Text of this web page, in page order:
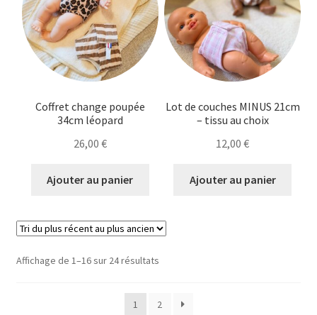
Coffret change poupée
34cm léopard
26,00 €
Ajouter au panier
Lot de couches MINUS 21cm
– tissu au choix
12,00€
Ajouter au panier
Affichage de 1–16 sur 24 résultatsTrié
récent
1 2